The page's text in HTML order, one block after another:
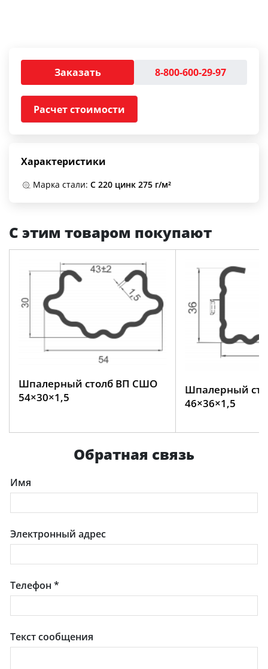
Заказать 8-800-600-29-97
Расчет стоимости
Характеристики
Марка стали: С 220 цинк 275 г/м²
С этим товаром покупают
Шпалерный столб ВП СШО
54×30×1,5
Шпалерный
46×36×1,5
Обратная связь
Имя
Электронный адрес
Телефон*
Текст сообщения